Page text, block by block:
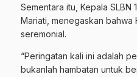
Sementara itu, Kepala SLBN
Mariati, menegaskan
seremonial.
“Peringatan kali ini adalah
bukanlah hambatan untuk